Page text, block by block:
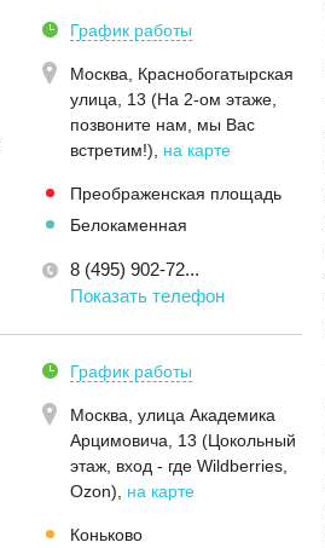
График работы
Москва, Краснобогатырская
улица, 13 (На 2-ом этаже,
позвоните нам, мы Вас
встретим!)
на карте
Преображенская площадь
Белокаменная
8 (495) 902-72...
Показать телефон
График работы
Москва, улица Академика
Арцимовича, 13 (Цокольный
этаж, вход - где Wildberries,
Ozon)
на карте
Коньково